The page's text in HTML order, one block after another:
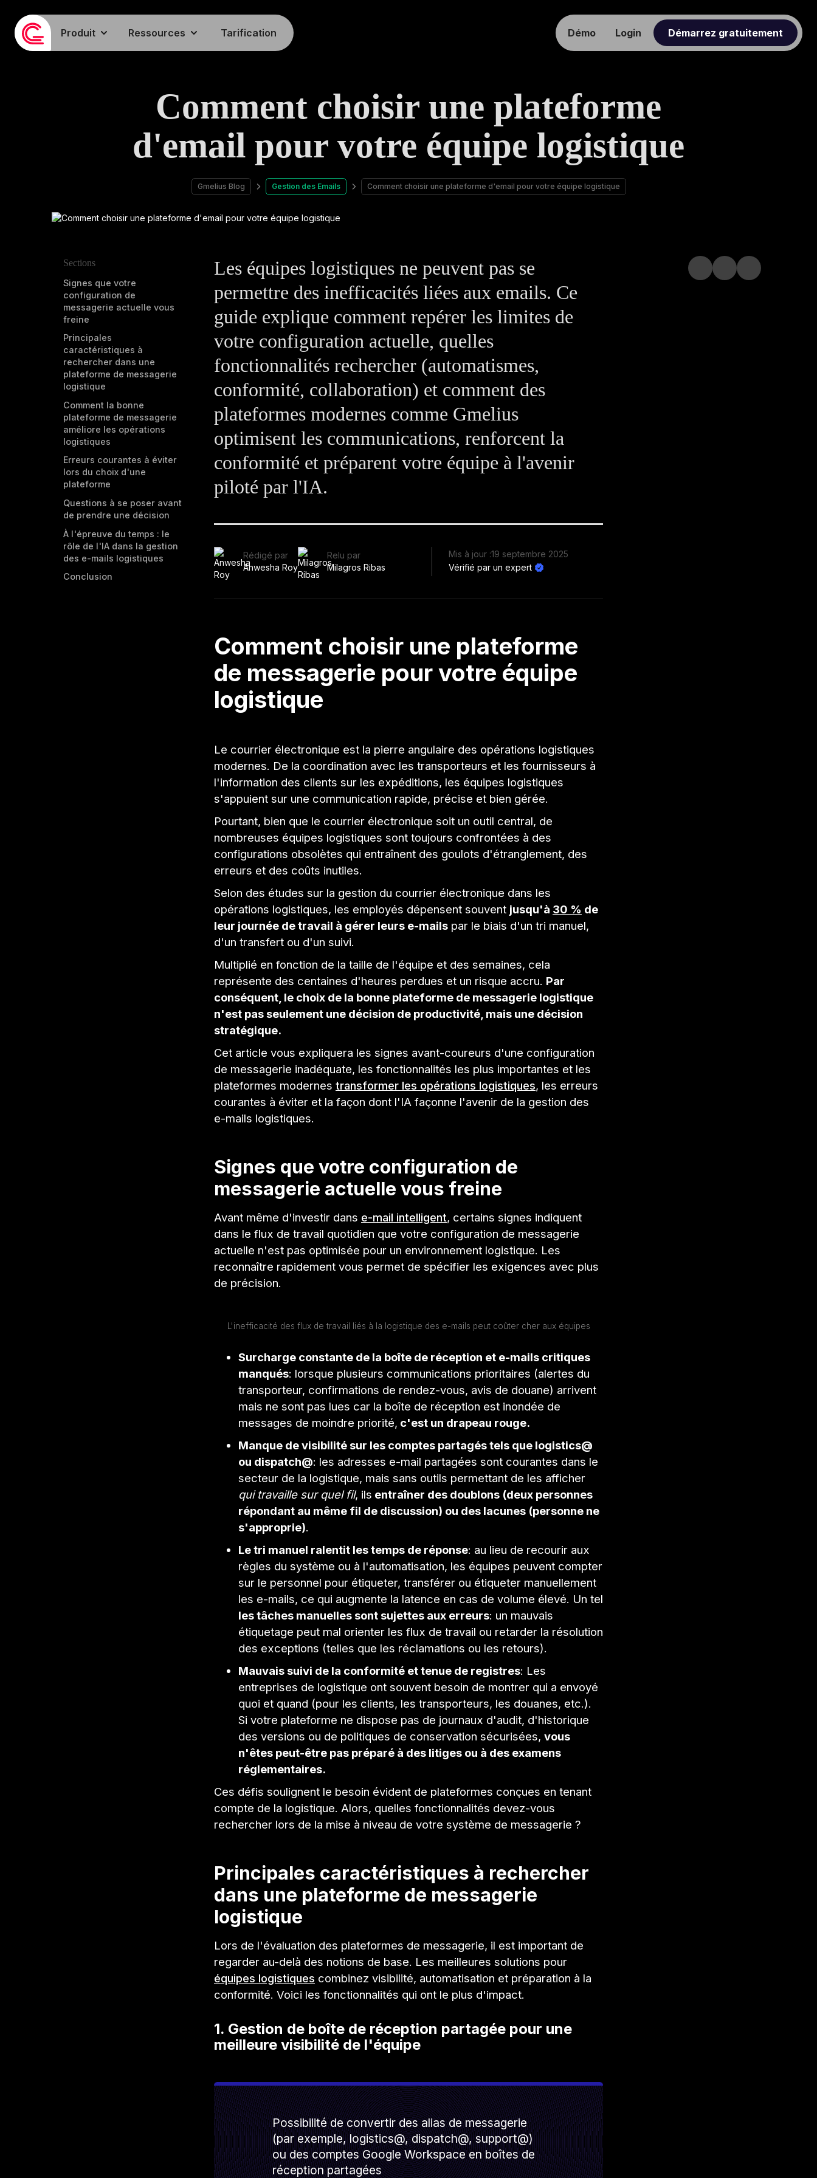
Produit Ressources Tarification Démo Login Démarrez gratuitement
Comment choisir une plateforme
d'email pour votre équipe logistique
Gmelius Blog Gestion des Emails Comment choisir une plateforme d'email pour votre équipe logistique
Sections
Signes que votre
configuration de
messagerie actuelle vous
freine
Principales
caractéristiques à
rechercher dans une
plateforme de messagerie
logistique
Comment la bonne
plateforme de messagerie
améliore les opérations
logistiques
Erreurs courantes à éviter
lors du choix d'une
plateforme
Questions à se poser avant
de prendre une décision
À l'épreuve du temps : le
rôle de l'IA dans la gestion
des e-mails logistiques
Conclusion
Les équipes logistiques ne peuvent pas se
permettre des inefficacités liées aux emails. Ce
guide explique comment repérer les limites de
votre configuration actuelle, quelles
fonctionnalités rechercher (automatismes,
conformité, collaboration) et comment des
plateformes modernes comme Gmelius
optimisent les communications, renforcent la
conformité et préparent votre équipe à l'avenir
piloté par l'IA.
Rédigé par
Anwesha Roy
Relu par
Milagros Ribas
Mis à jour :19 septembre 2025
Vérifié par un expert
Comment choisir une plateforme
de messagerie pour votre équipe
logistique
Le courrier électronique est la pierre angulaire des opérations logistiques
modernes. De la coordination avec les transporteurs et les fournisseurs à
l'information des clients sur les expéditions, les équipes logistiques
s'appuient sur une communication rapide, précise et bien gérée.
Pourtant, bien que le courrier électronique soit un outil central, de
nombreuses équipes logistiques sont toujours confrontées à des
configurations obsolètes qui entraînent des goulots d'étranglement, des
erreurs et des coûts inutiles.
Selon des études sur la gestion du courrier électronique dans les
opérations logistiques, les employés dépensent souvent jusqu'à 30 % de
leur journée de travail à gérer leurs e-mails par le biais d'un tri manuel,
d'un transfert ou d'un suivi.
Multiplié en fonction de la taille de l'équipe et des semaines, cela
représente des centaines d'heures perdues et un risque accru. Par
conséquent, le choix de la bonne plateforme de messagerie logistique
n'est pas seulement une décision de productivité, mais une décision
stratégique.
Cet article vous expliquera les signes avant-coureurs d'une configuration
de messagerie inadéquate, les fonctionnalités les plus importantes et les
plateformes modernes transformer les opérations logistiques, les erreurs
courantes à éviter et la façon dont l'IA façonne l'avenir de la gestion des
e-mails logistiques.
Signes que votre configuration de
messagerie actuelle vous freine
Avant même d'investir dans e-mail intelligent, certains signes indiquent
dans le flux de travail quotidien que votre configuration de messagerie
actuelle n'est pas optimisée pour un environnement logistique. Les
reconnaître rapidement vous permet de spécifier les exigences avec plus
de précision.
L'inefficacité des flux de travail liés à la logistique des e-mails peut coûter cher aux équipes
Surcharge constante de la boîte de réception et e-mails critiques
manqués: lorsque plusieurs communications prioritaires (alertes du
transporteur, confirmations de rendez-vous, avis de douane) arrivent
mais ne sont pas lues car la boîte de réception est inondée de
messages de moindre priorité, c'est un drapeau rouge.
Manque de visibilité sur les comptes partagés tels que logistics@
ou dispatch@: les adresses e-mail partagées sont courantes dans le
secteur de la logistique, mais sans outils permettant de les afficher
qui travaille sur quel fil, ils entraîner des doublons (deux personnes
répondant au même fil de discussion) ou des lacunes (personne ne
s'approprie).
Le tri manuel ralentit les temps de réponse: au lieu de recourir aux
règles du système ou à l'automatisation, les équipes peuvent compter
sur le personnel pour étiqueter, transférer ou étiqueter manuellement
les e-mails, ce qui augmente la latence en cas de volume élevé. Un tel
les tâches manuelles sont sujettes aux erreurs: un mauvais
étiquetage peut mal orienter les flux de travail ou retarder la résolution
des exceptions (telles que les réclamations ou les retours).
Mauvais suivi de la conformité et tenue de registres: Les
entreprises de logistique ont souvent besoin de montrer qui a envoyé
quoi et quand (pour les clients, les transporteurs, les douanes, etc.).
Si votre plateforme ne dispose pas de journaux d'audit, d'historique
des versions ou de politiques de conservation sécurisées, vous
n'êtes peut-être pas préparé à des litiges ou à des examens
réglementaires.
Ces défis soulignent le besoin évident de plateformes conçues en tenant
compte de la logistique. Alors, quelles fonctionnalités devez-vous
rechercher lors de la mise à niveau de votre système de messagerie ?
Principales caractéristiques à rechercher
dans une plateforme de messagerie
logistique
Lors de l'évaluation des plateformes de messagerie, il est important de
regarder au-delà des notions de base. Les meilleures solutions pour
équipes logistiques combinez visibilité, automatisation et préparation à la
conformité. Voici les fonctionnalités qui ont le plus d'impact.
1. Gestion de boîte de réception partagée pour une
meilleure visibilité de l'équipe
Possibilité de convertir des alias de messagerie
(par exemple, logistics@, dispatch@, support@)
ou des comptes Google Workspace en boîtes de
réception partagées